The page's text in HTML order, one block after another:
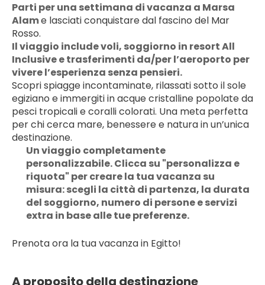
Parti per una settimana di vacanza a Marsa
Alam e lasciati conquistare dal fascino del Mar
Rosso.
Il viaggio include voli, soggiorno in resort All
Inclusive e trasferimenti da/per l’aeroporto per
vivere l’esperienza senza pensieri.
Scopri spiagge incontaminate, rilassati sotto il sole
egiziano e immergiti in acque cristalline popolate da
pesci tropicali e coralli colorati. Una meta perfetta
per chi cerca mare, benessere e natura in un’unica
destinazione.
Un viaggio completamente
personalizzabile. Clicca su "personalizza e
riquota" per creare la tua vacanza su
misura: scegli la città di partenza, la durata
del soggiorno, numero di persone e servizi
extra in base alle tue preferenze.
Prenota ora la tua vacanza in Egitto!
A proposito della destinazione